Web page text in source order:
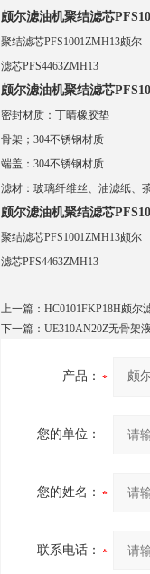
颇尔滤油机聚结滤芯
聚结滤芯PFS1001ZMH13颇尔
滤芯PFS4463ZMH13
颇尔滤油机聚结滤芯
密封材质：丁晴橡胶垫
骨架；304不锈钢材质
端盖：304不锈钢材质
滤材：玻璃纤维丝、油滤纸、
颇尔滤油机聚结滤芯
聚结滤芯PFS1001ZMH13颇尔
滤芯PFS4463ZMH13
上一篇： HC0101FKP18H颇尔
下一篇： UE310AN20Z无骨架
产品：
您的单位：
您的姓名：
联系电话：